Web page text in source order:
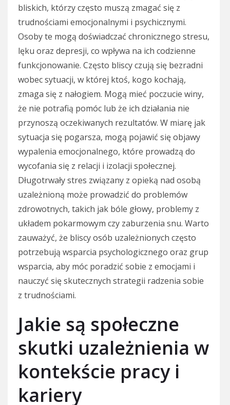
bliskich, którzy często muszą zmagać się z
trudnościami emocjonalnymi i psychicznymi.
Osoby te mogą doświadczać chronicznego stresu,
lęku oraz depresji, co wpływa na ich codzienne
funkcjonowanie. Często bliscy czują się bezradni
wobec sytuacji, w której ktoś, kogo kochają,
zmaga się z nałogiem. Mogą mieć poczucie winy,
że nie potrafią pomóc lub że ich działania nie
przynoszą oczekiwanych rezultatów. W miarę jak
sytuacja się pogarsza, mogą pojawić się objawy
wypalenia emocjonalnego, które prowadzą do
wycofania się z relacji i izolacji społecznej.
Długotrwały stres związany z opieką nad osobą
uzależnioną może prowadzić do problemów
zdrowotnych, takich jak bóle głowy, problemy z
układem pokarmowym czy zaburzenia snu. Warto
zauważyć, że bliscy osób uzależnionych często
potrzebują wsparcia psychologicznego oraz grup
wsparcia, aby móc poradzić sobie z emocjami i
nauczyć się skutecznych strategii radzenia sobie
z trudnościami.
Jakie są społeczne
skutki uzależnienia w
kontekście pracy i
kariery